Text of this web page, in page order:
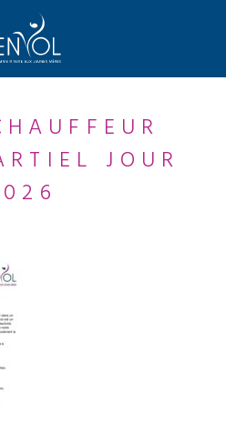
JOUR